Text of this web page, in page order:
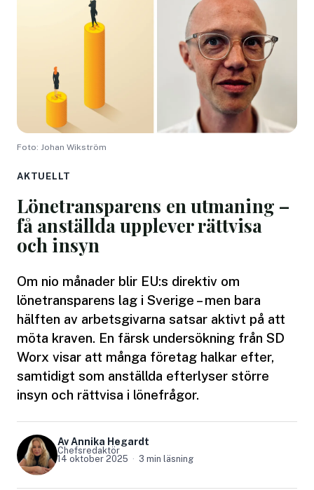
Foto: Johan Wikström
AKTUELLT
Lönetransparens en utmaning –
få anställda upplever rättvisa
och insyn
Om nio månader blir EU:s direktiv om
lönetransparens lag i Sverige – men bara
hälften av arbetsgivarna satsar aktivt på att
möta kraven. En färsk undersökning från SD
Worx visar att många företag halkar efter,
samtidigt som anställda efterlyser större
insyn och rättvisa i lönefrågor.
Av Annika Hegardt
Chefsredaktör
14 oktober 2025
3 min läsning